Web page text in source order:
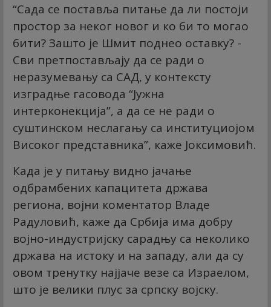
“Сада се поставља питање да ли постоји
простор за неког новог и ко би то могао
бити? Зашто је Шмит поднео оставку? -
Сви претпостављају да се ради о
неразумевању са САД, у контексту
изградње гасовода “Јужна
интерконекција”, а да се не ради о
суштинском неслагању са институциојом
Високог представника”, каже Јоксимовић.
Када је у питању видно јачање
одбрамбених капацитета држава
региона, војни коментатор Владе
Радуловић, каже да Србија има добру
војно-индустријску сарадњу са неколико
држава на истоку и на западу, али да су
овом тренутку најјаче везе са Израелом,
што је велики плус за српску војску.